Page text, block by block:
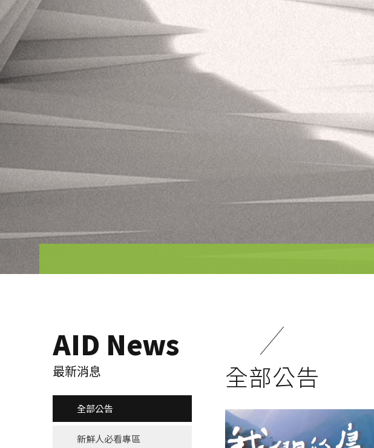
AID News
最新消息
全部公告
新鮮人必看專區
全部公告